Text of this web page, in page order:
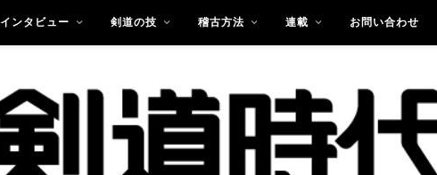
インタビュー 剣道の技 稽古方法 連載 お問い合わせ